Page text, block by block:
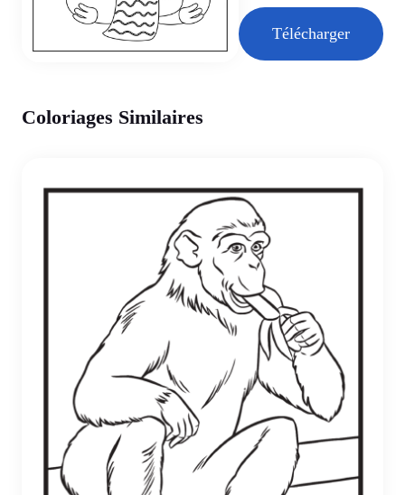
Télécharger
Coloriages Similaires